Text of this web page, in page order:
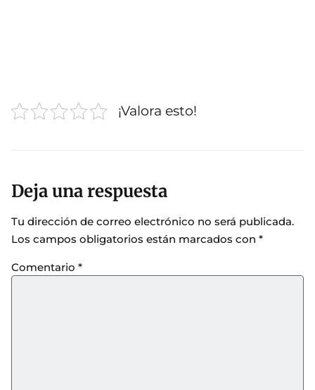
¡Valora esto!
Deja una respuesta
Tu dirección de correo electrónico no será publicada.
Los campos obligatorios están marcados con *
Comentario *